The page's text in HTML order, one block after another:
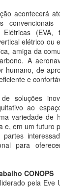
acontecerá
Elétricas (EVA,
elétrico ou
amiga da
A
humano, de
e
soluções
ao
variedade de
e, em um futuro
para
CONOPS
pela Eve